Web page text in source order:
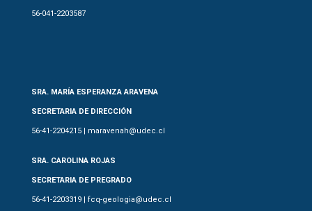
56-041-2203587
SRA. MARÍA ESPERANZA ARAVENA
SECRETARIA DE DIRECCIÓN
56-41-2204215 | maravenah@udec.cl
SRA. CAROLINA ROJAS
SECRETARIA DE PREGRADO
56-41-2203319 | fcq-geologia@udec.cl